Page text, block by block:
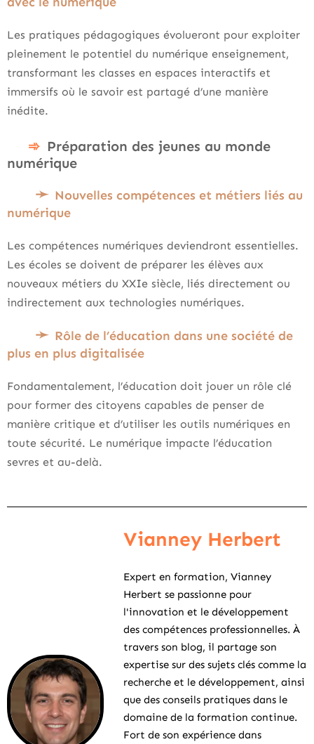
Les pratiques pédagogiques évolueront pour exploiter
pleinement le potentiel du numérique enseignement,
transformant les classes en espaces interactifs et
immersifs où le savoir est partagé d’une manière
inédite.
Préparation des jeunes au monde
numérique
Nouvelles compétences et métiers liés au
numérique
Les compétences numériques deviendront essentielles.
Les écoles se doivent de préparer les élèves aux
nouveaux métiers du XXIe siècle, liés directement ou
indirectement aux technologies numériques.
Rôle de l’éducation dans une société de
plus en plus digitalisée
Fondamentalement, l’éducation doit jouer un rôle clé
pour former des citoyens capables de penser de
manière critique et d’utiliser les outils numériques en
toute sécurité. Le numérique impacte l’éducation
sevres et au-delà.
Vianney Herbert
Expert en formation, Vianney
Herbert se passionne pour
l'innovation et le développement
des compétences professionnelles. À
travers son blog, il partage son
expertise sur des sujets clés comme la
recherche et le développement, ainsi
que des conseils pratiques dans le
domaine de la formation continue.
Fort de son expérience dans